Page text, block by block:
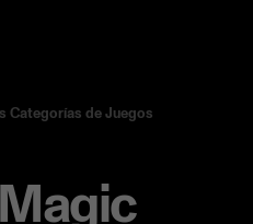
Categorías de Juegos